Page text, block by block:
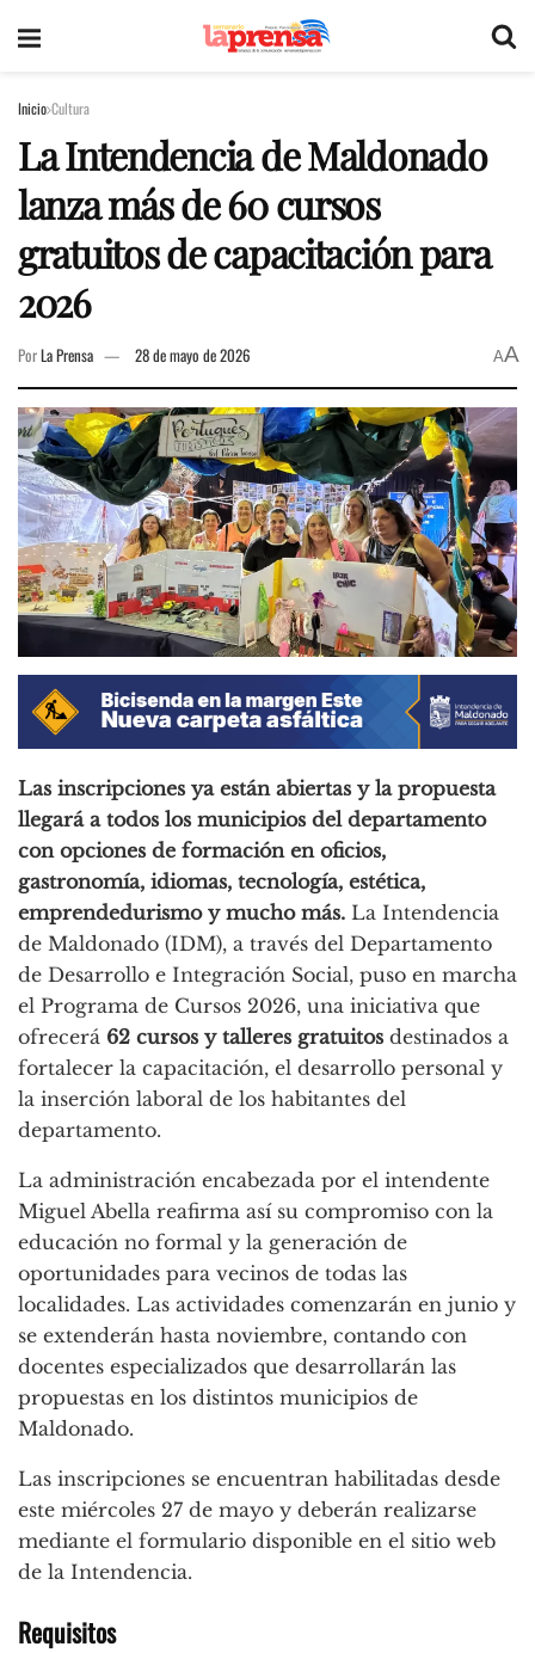
Inicio Cultura
La Intendencia de Maldonado
lanza más de 60 cursos
gratuitos de capacitación para
2026
PorLa Prensa 28 de mayo de 2026 AA
Las inscripciones ya están abiertas y la propuesta
llegará a todos los municipios del departamento
con opciones de formación en oficios,
gastronomía, idiomas, tecnología, estética,
emprendedurismo y mucho más. La Intendencia
de Maldonado (IDM), a través del Departamento
de Desarrollo e Integración Social, puso en marcha
el Programa de Cursos 2026, una iniciativa que
ofrecerá 62 cursos y talleres gratuitosdestinados a
fortalecer la capacitación, el desarrollo personal y
la inserción laboral de los habitantes del
departamento.
La administración encabezada por el intendente
Miguel Abella reafirma así su compromiso con la
educación no formal y la generación de
oportunidades para vecinos de todas las
localidades. Las actividades comenzarán en junio y
se extenderán hasta noviembre, contando con
docentes especializados que desarrollarán las
propuestas en los distintos municipios de
Maldonado.
Las inscripciones se encuentran habilitadas desde
este miércoles 27 de mayo y deberán realizarse
mediante el formulario disponible en el sitio web
de la Intendencia.
Requisitos